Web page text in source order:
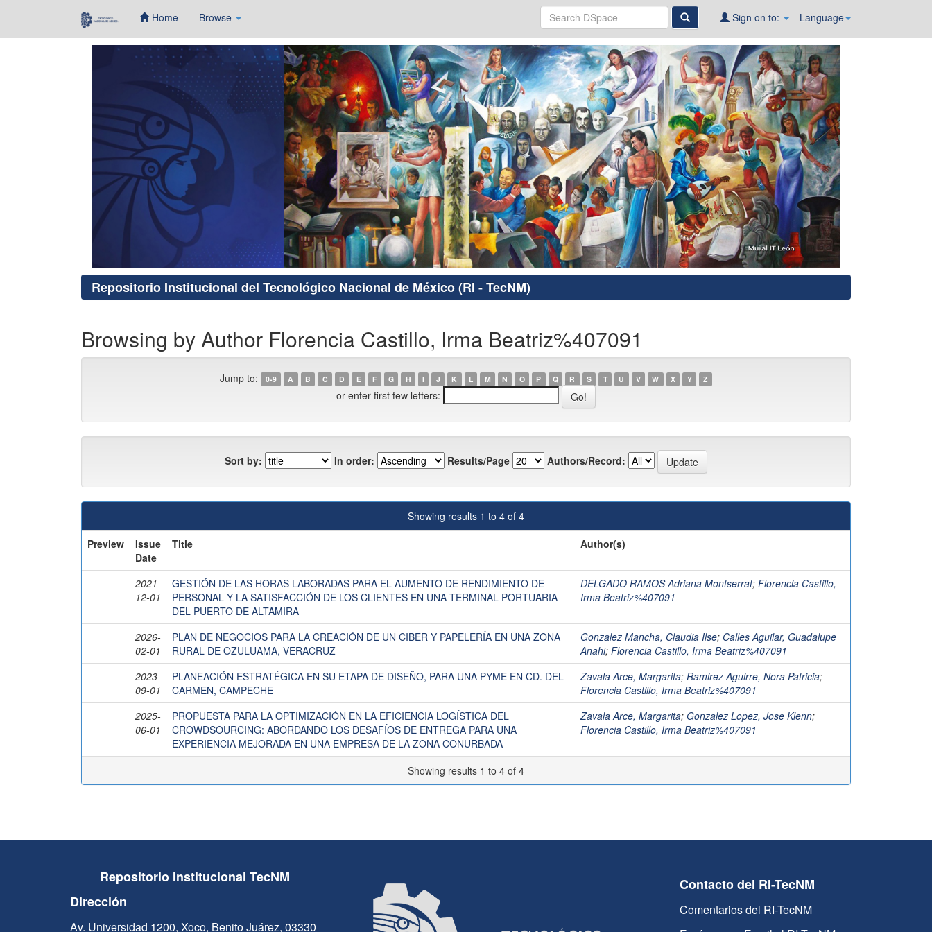
Home Browse Language
Sign on to:
Repositorio Institucional del Tecnológico Nacional de México (RI - TecNM)
Browsing by Author Florencia Castillo, Irma Beatriz%407091
Jump to: 0-9 A B C D E F G H I J K L M N O P Q R S T U V W X Y Z
or enter first few letters:
Sort by: In order: Results/Page Authors/Record:
Showing results 1 to 4 of 4
Preview
Issue
Date
Title Author(s)
2021-
12-01
GESTIÓN DE LAS HORAS LABORADAS PARA EL AUMENTO DE RENDIMIENTO DE
PERSONAL Y LA SATISFACCIÓN DE LOS CLIENTES EN UNA TERMINAL PORTUARIA
DEL PUERTO DE ALTAMIRA
DELGADO RAMOS Adriana Montserrat; Florencia Castillo,
Irma Beatriz%407091
2026-
02-01
PLAN DE NEGOCIOS PARA LA CREACIÓN DE UN CIBER Y PAPELERÍA EN UNA ZONA
RURAL DE OZULUAMA, VERACRUZ
Gonzalez Mancha, Claudia Ilse; Calles Aguilar, Guadalupe
Anahi; Florencia Castillo, Irma Beatriz%407091
2023-
09-01
PLANEACIÓN ESTRATÉGICA EN SU ETAPA DE DISEÑO, PARA UNA PYME EN CD. DEL
CARMEN, CAMPECHE
Zavala Arce, Margarita; Ramirez Aguirre, Nora Patricia;
Florencia Castillo, Irma Beatriz%407091
2025-
06-01
PROPUESTA PARA LA OPTIMIZACIÓN EN LA EFICIENCIA LOGÍSTICA DEL
CROWDSOURCING: ABORDANDO LOS DESAFÍOS DE ENTREGA PARA UNA
EXPERIENCIA MEJORADA EN UNA EMPRESA DE LA ZONA CONURBADA
Zavala Arce, Margarita; Gonzalez Lopez, Jose Klenn;
Florencia Castillo, Irma Beatriz%407091
Showing results 1 to 4 of 4
Repositorio Institucional TecNM
Dirección
Av. Universidad 1200, Xoco, Benito Juárez, 03330
Contacto del RI-TecNM
Comentarios del RI-TecNM